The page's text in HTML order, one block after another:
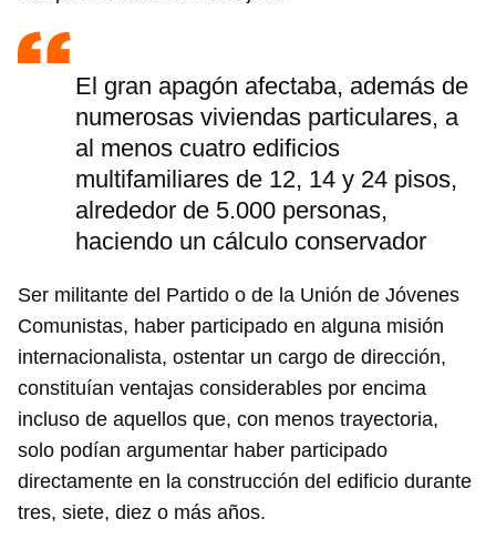
El gran apagón afectaba, además de
numerosas viviendas particulares, a
al menos cuatro edificios
multifamiliares de 12, 14 y 24 pisos,
alrededor de 5.000 personas,
haciendo un cálculo conservador
Ser militante del Partido o de la Unión de Jóvenes
Comunistas, haber participado en alguna misión
internacionalista, ostentar un cargo de dirección,
constituían ventajas considerables por encima
incluso de aquellos que, con menos trayectoria,
solo podían argumentar haber participado
directamente en la construcción del edificio durante
tres, siete, diez o más años.